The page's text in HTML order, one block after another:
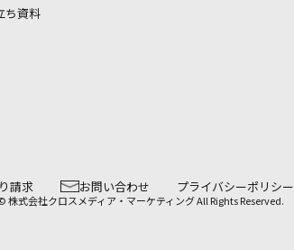
ち資料
請求 お問い合わせ プライバシーポリシー
株式会社クロスメディア・マーケティング All Rights Reserved.